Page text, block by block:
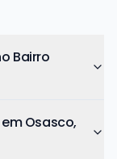
Bairro
Osasco,